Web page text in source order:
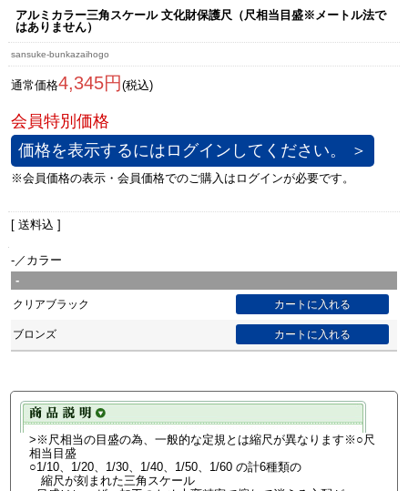
アルミカラー三角スケール 文化財保護尺（尺相当目盛※メートル法で
はありません）
sansuke-bunkazaihogo
通常価格4,345円 (税込)
価格を表示するにはログインしてください。 ＞
[ 送料込 ]
-／カラー
-
クリアブラック
ブロンズ
>※尺相当の目盛の為、一般的な定規とは縮尺が異なります※○尺
相当目盛
○1/10、1/20、1/30、1/40、1/50、1/60 の計6種類の
縮尺が刻まれた三角スケール